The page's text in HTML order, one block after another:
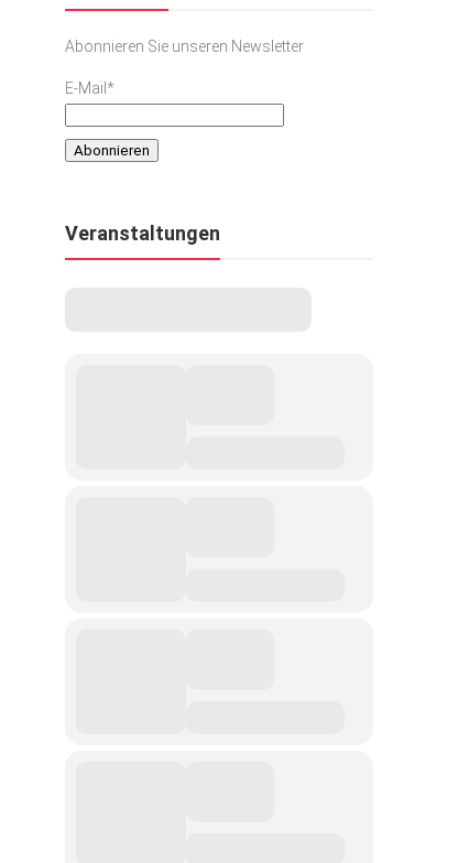
Abonnieren Sie unseren Newsletter
E-Mail*
Veranstaltungen